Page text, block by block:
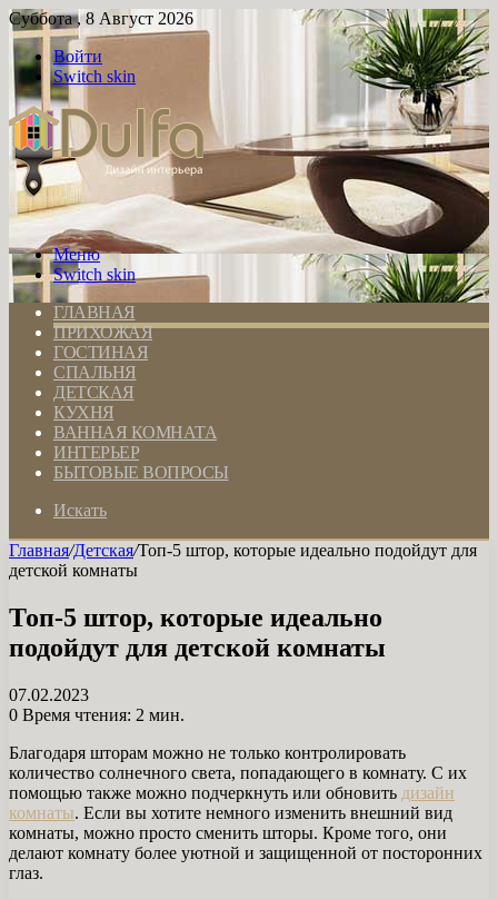
Суббота , 8 Август 2026
Войти
Switch skin
Меню
Switch skin
ГЛАВНАЯ
ПРИХОЖАЯ
ГОСТИНАЯ
СПАЛЬНЯ
ДЕТСКАЯ
КУХНЯ
ВАННАЯ КОМНАТА
ИНТЕРЬЕР
БЫТОВЫЕ ВОПРОСЫ
Искать
Главная/Детская/Топ-5 штор, которые идеально подойдут для
детской комнаты
Топ-5 штор, которые идеально
подойдут для детской комнаты
07.02.2023
0 Время чтения: 2 мин.
Благодаря шторам можно не только контролировать
количество солнечного света, попадающего в комнату. С их
помощью также можно подчеркнуть или обновить дизайн
комнаты. Если вы хотите немного изменить внешний вид
комнаты, можно просто сменить шторы. Кроме того, они
делают комнату более уютной и защищенной от посторонних
глаз.